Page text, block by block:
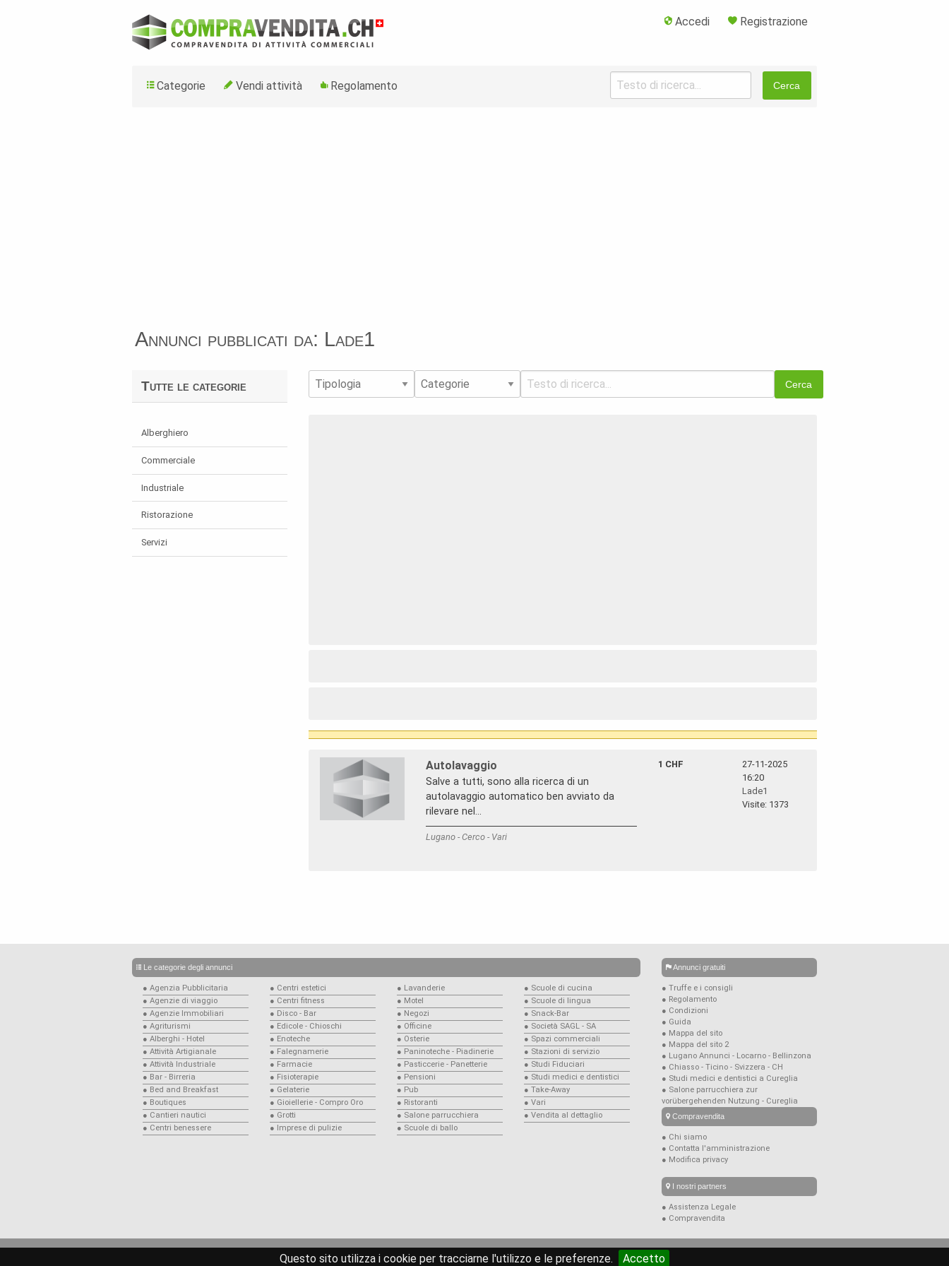
Questo sito utilizza i cookie per tracciarne l'utilizzo e le preferenze. Accetto
Accedi Registrazione
Categorie Vendi attività Regolamento Cerca
Annunci pubblicati da: Lade1
Tutte le categorie
Alberghiero
Commerciale
Industriale
Ristorazione
Servizi
Autolavaggio
Salve a tutti, sono alla ricerca di un
autolavaggio automatico ben avviato da
rilevare nel...
Lugano - Cerco - Vari
1 CHF
27-11-2025
16:20
Lade1
Visite: 1373
Le categorie degli annunci
● Agenzia Pubblicitaria
● Agenzie di viaggio
● Agenzie Immobiliari
● Agriturismi
● Alberghi - Hotel
● Attività Artigianale
● Attività Industriale
● Bar - Birreria
● Bed and Breakfast
● Boutiques
● Cantieri nautici
● Centri benessere
● Centri estetici
● Centri fitness
● Disco - Bar
● Edicole - Chioschi
● Enoteche
● Falegnamerie
● Farmacie
● Fisioterapie
● Gelaterie
● Gioiellerie - Compro Oro
● Grotti
● Imprese di pulizie
● Lavanderie
● Motel
● Negozi
● Officine
● Osterie
● Paninoteche - Piadinerie
● Pasticcerie - Panetterie
● Pensioni
● Pub
● Ristoranti
● Salone parrucchiera
● Scuole di ballo
● Scuole di cucina
● Scuole di lingua
● Snack-Bar
● Società SAGL - SA
● Spazi commerciali
● Stazioni di servizio
● Studi Fiduciari
● Studi medici e dentistici
● Take-Away
● Vari
● Vendita al dettaglio
Annunci gratuiti
● Truffe e i consigli
● Regolamento
● Condizioni
● Guida
● Mappa del sito
● Mappa del sito 2
● Lugano Annunci - Locarno - Bellinzona
● Chiasso - Ticino - Svizzera - CH
● Studi medici e dentistici a Cureglia
● Salone parrucchiera zur
vorübergehenden Nutzung - Cureglia
Compravendita
● Chi siamo
● Contatta l'amministrazione
● Modifica privacy
I nostri partners
● Assistenza Legale
● Compravendita
© copyright 2026compravendita.ch